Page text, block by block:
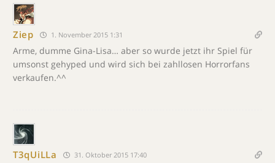
Ziep 1. November 2015 1:31
Arme, dumme Gina-Lisa… aber so wurde jetzt ihr Spiel für
umsonst gehyped und wird sich bei zahllosen Horrorfans
verkaufen.^^
T3qUiLLa 31. Oktober 2015 17:40